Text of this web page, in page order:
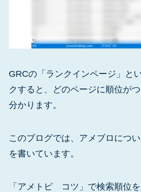
GRCの「ランクインページ」と
クすると、どのページに順位が
分かります。
このブログでは、アメブロにつ
を書いています。
「アメトピ コツ」で検索順位